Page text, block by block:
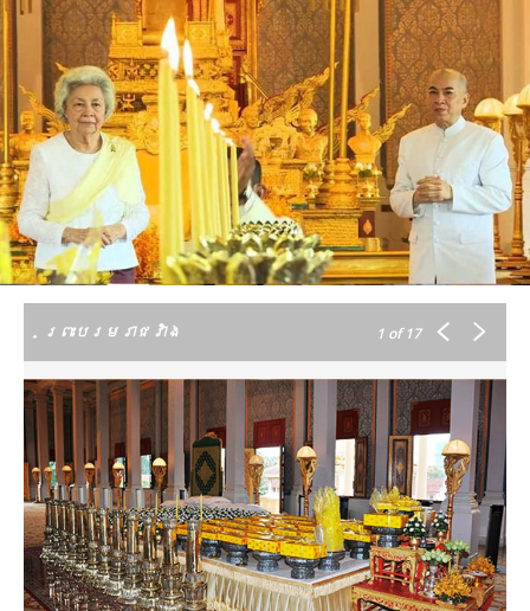
ព្រះបរមរាជវាំង 1 of 17